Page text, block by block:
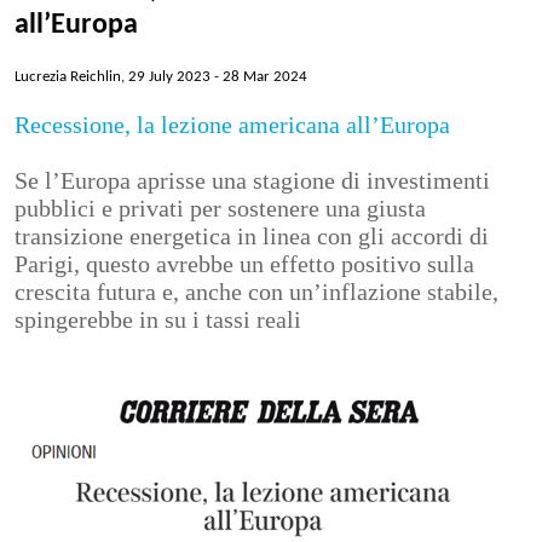
È tempo di parlare d’Europa
Lucrezia Reichlin, 27 January 2024
2 gennaio 2002, il debutto dell’euro: la prima pagina
del Corriere. Lucrezia Reichlin:
28 Mar 2024
Recessione, la lezione americana all’Europa
Lucrezia Reichlin, 29 July 2023
28 Mar 2024
Articles 2021-22
all’Europa
Lucrezia Reichlin, 29 July 2023 - 28 Mar 2024
Recessione, la lezione americana all’Europa
Se l’Europa aprisse una stagione di investimenti
pubblici e privati per sostenere una giusta
transizione energetica in linea con gli accordi di
Parigi, questo avrebbe un effetto positivo sulla
crescita futura e, anche con un’inflazione stabile,
spingerebbe in su i tassi reali